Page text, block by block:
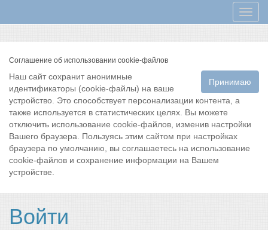
Меню
Соглашение об использовании cookie-файлов
Принимаю
Наш сайт сохранит анонимные
идентификаторы (cookie-файлы) на ваше
устройство. Это способствует персонализации контента, а
также используется в статистических целях. Вы можете
отключить использование cookie-файлов, изменив настройки
Вашего браузера. Пользуясь этим сайтом при настройках
браузера по умолчанию, вы соглашаетесь на использование
cookie-файлов и сохранение информации на Вашем
устройстве.
Войти